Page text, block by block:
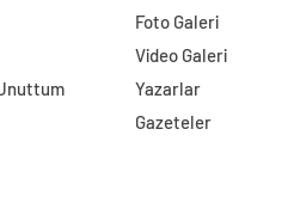
Foto Galeri
Video Galeri
Yazarlar
Gazeteler